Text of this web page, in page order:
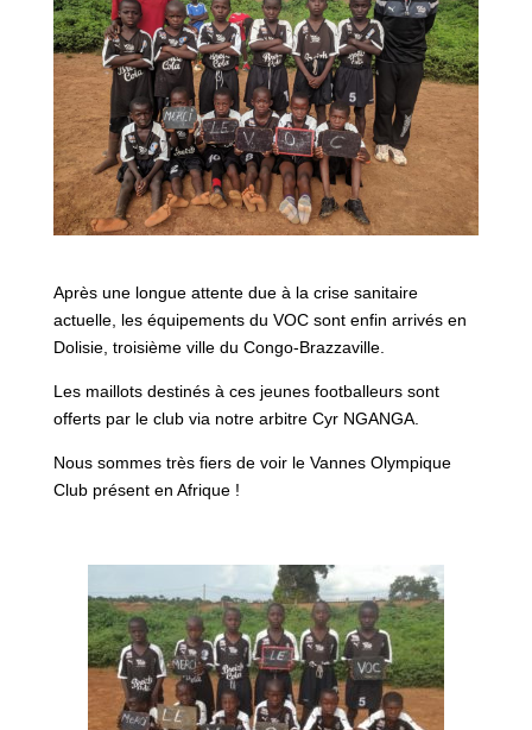
Après une longue attente due à la crise sanitaire
actuelle, les équipements du VOC sont enfin arrivés en
Dolisie, troisième ville du Congo-Brazzaville.
Les maillots destinés à ces jeunes footballeurs sont
offerts par le club via notre arbitre Cyr NGANGA.
Nous sommes très fiers de voir le Vannes Olympique
Club présent en Afrique !